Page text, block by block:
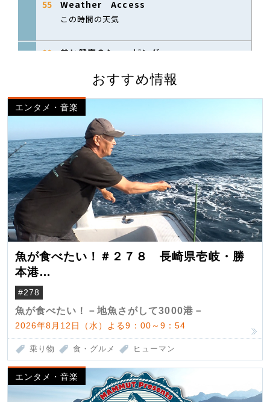
おすすめ情報
エンタメ・音楽
魚が食べたい！＃２７８ 長崎県壱岐・勝
本港
（クロマグロ）
#278
魚が食べたい！－地魚さがして3000港－
2026年8月12日（水）よる9：00～9：54
乗り物 食・グルメ ヒューマン
エンタメ・音楽